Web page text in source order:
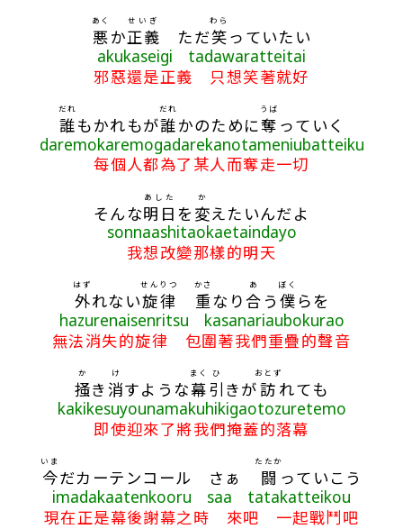
悪
あく
か正義
せいぎ
ただ笑
わら
っていたい
akukaseigi tadawaratteitai
邪惡還是正義 只想笑著就好
誰
だれ
もかれもが誰
だれ
かのために奪
うば
っていく
daremokaremogadarekanotameniubatteiku
每個人都為了某人而奪走一切
そんな明日
あした
を 変
か
えたいんだよ
sonnaashitaokaetaindayo
我想改變那樣的明天
外
はず
れない旋律
せんりつ
重
かさ
なり合
あ
う 僕
ぼく
らを
hazurenaisenritsu kasanariaubokurao
無法消失的旋律 包圍著我們重疊的聲音
掻
か
き消
け
すような幕
まく
引
ひ
きが訪
おとず
れても
kakikesuyounamakuhikigaotozuretemo
即使迎來了將我們掩蓋的落幕
今
いま
だカーテンコール さぁ 闘
たたか
っていこう
imadakaatenkooru saa tatakatteikou
現在正是幕後謝幕之時 來吧 一起戰鬥吧